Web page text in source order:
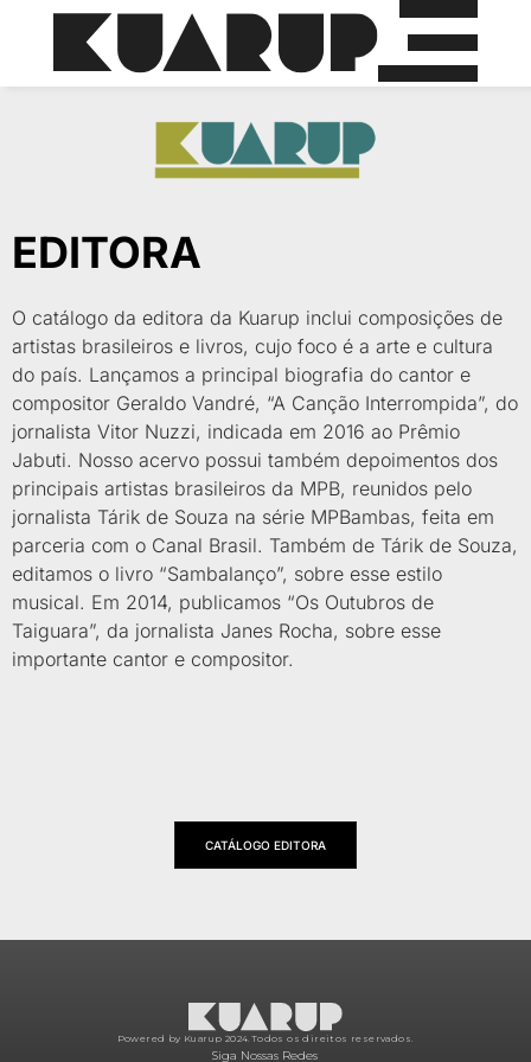
EDITORA
O catálogo da editora da Kuarup inclui composições de
artistas brasileiros e livros, cujo foco é a arte e cultura
do país. Lançamos a principal biografia do cantor e
compositor Geraldo Vandré, “A Canção Interrompida”, do
jornalista Vitor Nuzzi, indicada em 2016 ao Prêmio
Jabuti. Nosso acervo possui também depoimentos dos
principais artistas brasileiros da MPB, reunidos pelo
jornalista Tárik de Souza na série MPBambas, feita em
parceria com o Canal Brasil. Também de Tárik de Souza,
editamos o livro “Sambalanço”, sobre esse estilo
musical. Em 2014, publicamos “Os Outubros de
Taiguara”, da jornalista Janes Rocha, sobre esse
importante cantor e compositor.
CATÁLOGO EDITORA
Powered by Kuarup 2024. Todos os direitos reservados.
Siga Nossas Redes